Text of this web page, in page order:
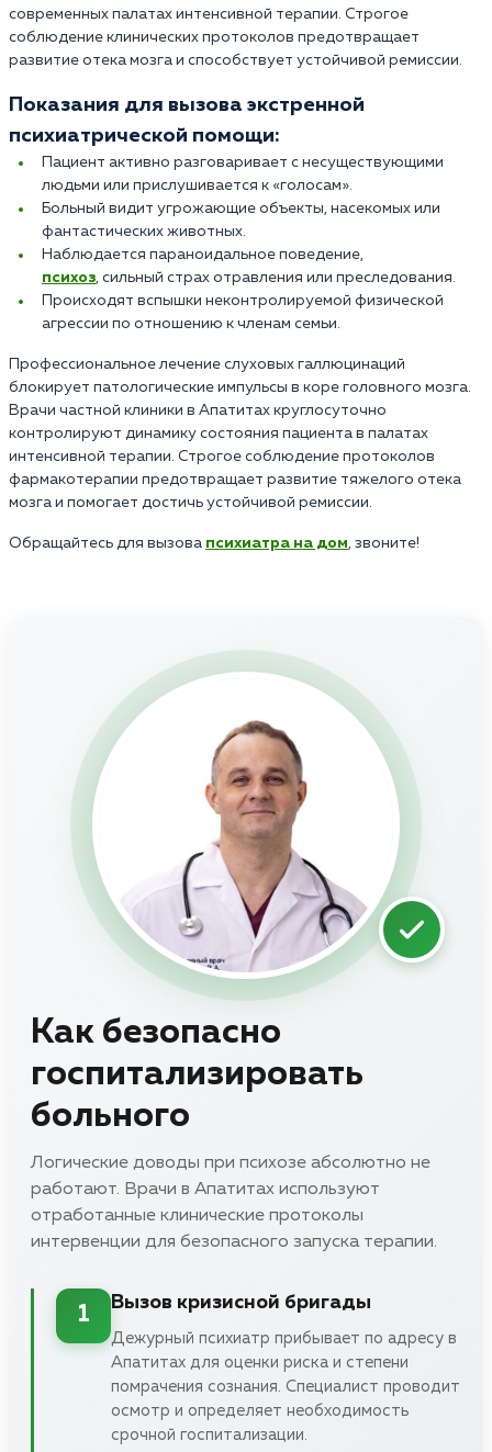
современных палатах интенсивной терапии. Строгое
соблюдение клинических протоколов предотвращает
развитие отека мозга и способствует устойчивой ремиссии.
Показания для вызова экстренной
психиатрической помощи:
Пациент активно разговаривает с несуществующими
людьми или прислушивается к «голосам».
Больный видит угрожающие объекты, насекомых или
фантастических животных.
Наблюдается параноидальное поведение,
психоз, сильный страх отравления или преследования.
Происходят вспышки неконтролируемой физической
агрессии по отношению к членам семьи.
Профессиональное лечение слуховых галлюцинаций
блокирует патологические импульсы в коре головного мозга.
Врачи частной клиники в Апатитах круглосуточно
контролируют динамику состояния пациента в палатах
интенсивной терапии. Строгое соблюдение протоколов
фармакотерапии предотвращает развитие тяжелого отека
мозга и помогает достичь устойчивой ремиссии.
Обращайтесь для вызова психиатра на дом, звоните!
Как безопасно
госпитализировать
больного
Логические доводы при психозе абсолютно не
работают. Врачи в Апатитах используют
отработанные клинические протоколы
интервенции для безопасного запуска терапии.
1
Вызов кризисной бригады
Дежурный психиатр прибывает по адресу в
Апатитах для оценки риска и степени
помрачения сознания. Специалист проводит
осмотр и определяет необходимость
срочной госпитализации.